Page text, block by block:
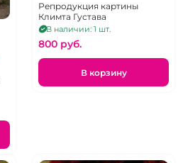
Репродукция картины
Климта Густава
В наличии: 1 шт.
800 pуб.
В корзину